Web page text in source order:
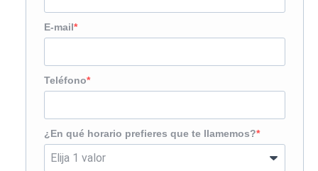
E-mail
Teléfono
¿En qué horario prefieres que te llamemos?